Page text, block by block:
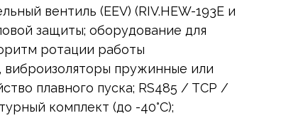
вентиль (EEV) (RIV.HEW-193E и
защиты; оборудование для
ротации работы
пружинные или
плавного пуска; RS485 / TCP /
комплект (до -40°С);